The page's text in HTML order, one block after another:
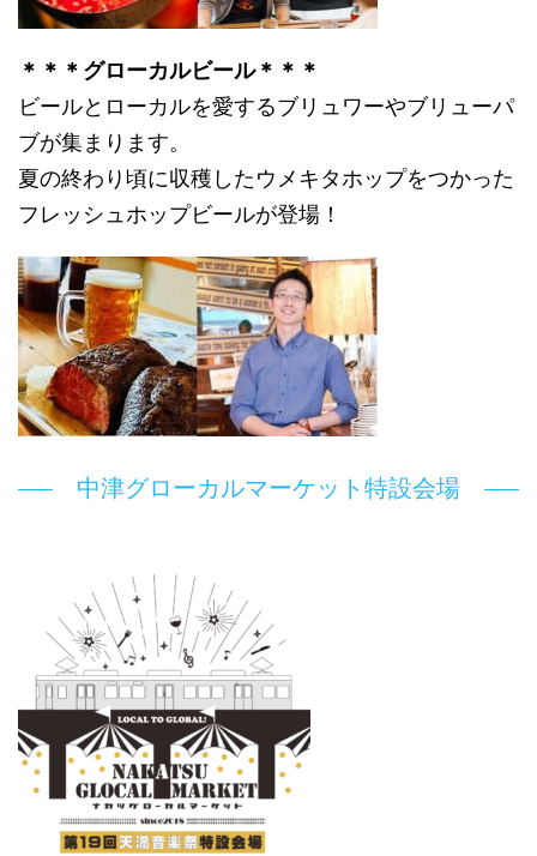
＊＊＊グローカルビール＊＊＊
ビールとローカルを愛するブリュワーやブリューパ
ブが集まります。
夏の終わり頃に収穫したウメキタホップをつかった
フレッシュホップビールが登場！
中津グローカルマーケット特設会場